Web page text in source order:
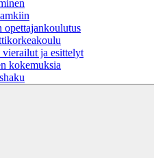
opettajankoulutus
vierailut ja esittelyt
kokemuksia